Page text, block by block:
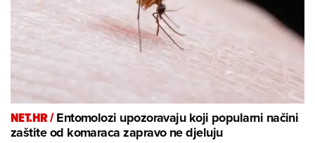
NET.HR /Entomolozi upozoravaju koji popularni načini
zaštite od komaraca zapravo ne djeluju